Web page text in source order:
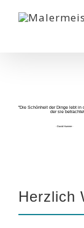
Inhalt
"Die Schönheit der Dinge lebt in
der sie
- David Humme -
Herzlich